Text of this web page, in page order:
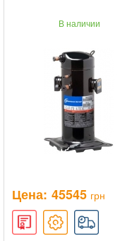
В наличии
Цена: 45545 грн